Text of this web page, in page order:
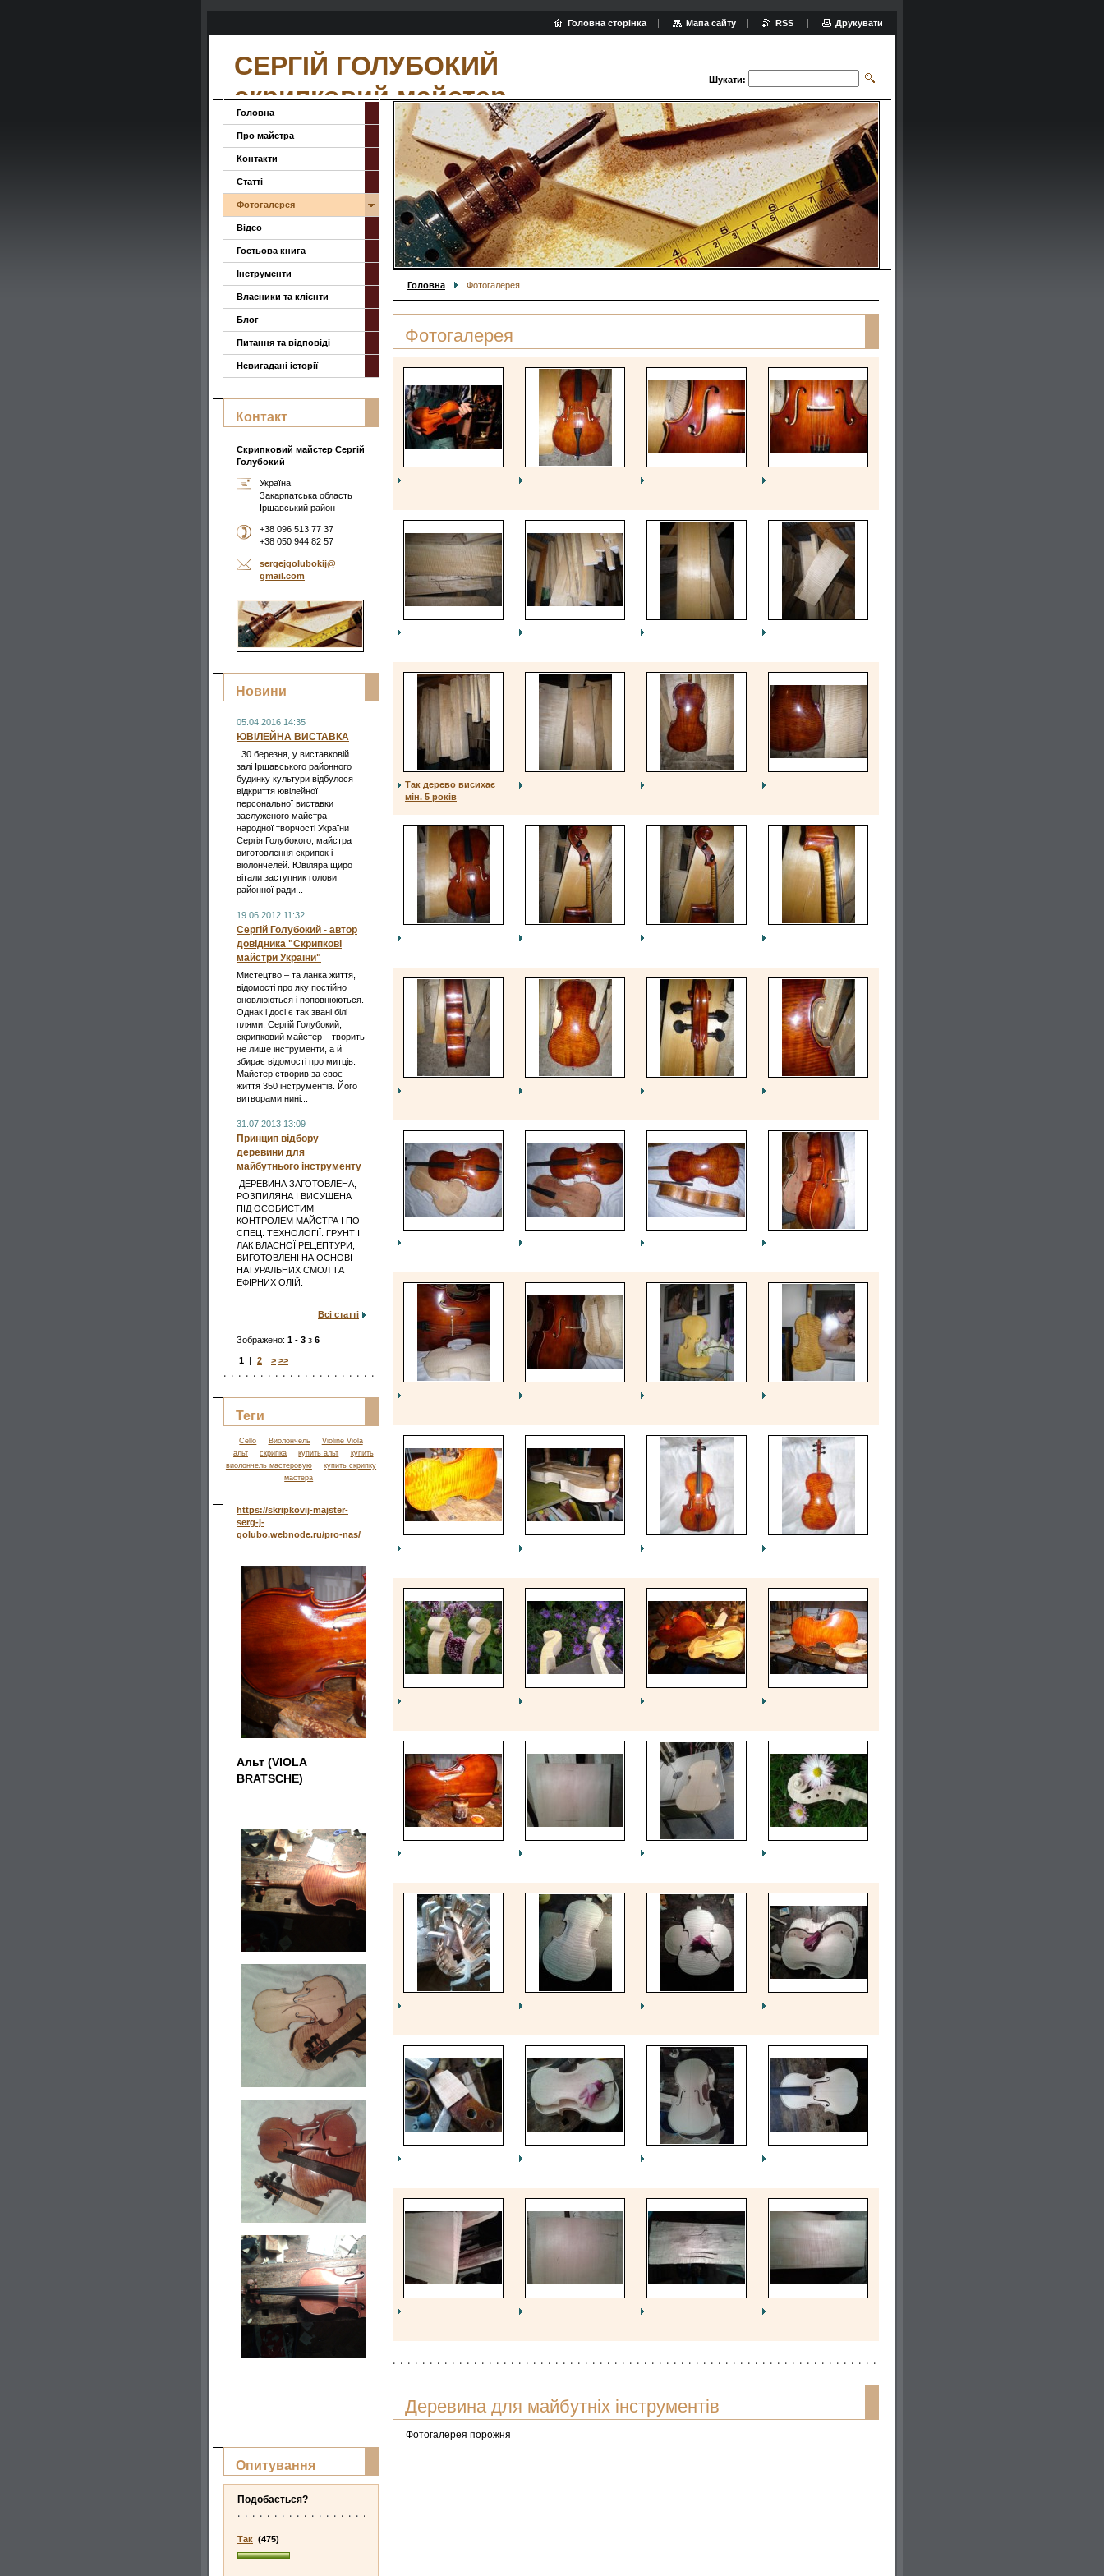
СЕРГІЙ ГОЛУБОКИЙ
скрипковий майстер
Шукати:
Головна Фотогалерея
Фотогалерея
Так дерево висихає
мін. 5 років
Деревина для майбутніх інструментів
Фотогалерея порожня
Головна
Про майстра
Контакти
Статті
Фотогалерея
Відео
Гостьова книга
Інструменти
Власники та клієнти
Блог
Питання та відповіді
Невигадані історії
Контакт
Скрипковий майстер Сергій
Голубокий
Україна
Закарпатська область
Іршавський район
+38 096 513 77 37
+38 050 944 82 57
sergejgolubokij@
gmail.com
Новини
05.04.2016 14:35
ЮВІЛЕЙНА ВИСТАВКА
30 березня, у виставковій
залі Іршавського районного
будинку культури відбулося
відкриття ювілейної
персональної виставки
заслуженого майстра
народної творчості України
Сергія Голубокого, майстра
виготовлення скрипок і
віолончелей. Ювіляра щиро
вітали заступник голови
районної ради...
19.06.2012 11:32
Сергій Голубокий - автор
довідника "Скрипкові
майстри України"
Мистецтво – та ланка життя,
відомості про яку постійно
оновлюються і поповнюються.
Однак і досі є так звані білі
плями. Сергій Голубокий,
скрипковий майстер – творить
не лише інструменти, а й
збирає відомості про митців.
Майстер створив за своє
життя 350 інструментів. Його
витворами нині...
31.07.2013 13:09
Принцип відбору
деревини для
майбутнього інструменту
ДЕРЕВИНА ЗАГОТОВЛЕНА,
РОЗПИЛЯНА І ВИСУШЕНА
ПІД ОСОБИСТИМ
КОНТРОЛЕМ МАЙСТРА І ПО
СПЕЦ. ТЕХНОЛОГІЇ. ГРУНТ І
ЛАК ВЛАСНОЇ РЕЦЕПТУРИ,
ВИГОТОВЛЕНІ НА ОСНОВІ
НАТУРАЛЬНИХ СМОЛ ТА
ЕФІРНИХ ОЛІЙ.
Всі статті
Зображено: 1 - 3 з 6
1 | 2 > >>
Теги
Cello Виолончель
Violine Viola
альт
скрипка купить альт
купить
виолончель мастеровую
купить скрипку
мастера
https://skripkovij-majster-
serg-j-
golubo.webnode.ru/pro-nas/
Альт (VIOLA
BRATSCHE)
Опитування
Подобається?
Так (475)
Головна сторінка Мапа сайту RSS Друкувати